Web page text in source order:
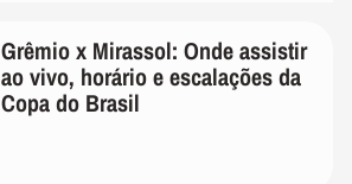
Grêmio x Mirassol: Onde assistir
ao vivo, horário e escalações da
Copa do Brasil